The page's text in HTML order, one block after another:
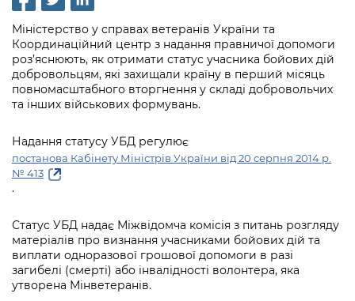
Рішення та розпорядження
Проєкти розпоряджень, що
перебувають на погодженні КМВА
Рішення Київради
Графік роботи та прийому громадян
Статистика
Звернення громадян
Регуляторна діяльність
Освіта та навчальні заклади
Дороги, транспорт та парковки
Навколишнє середовище міста
Містобудування та земельні ділянки
Культура, спорт, дозвілля
Бізнес та ліцензування
Безпека та правопорядок
Ритуальні послуги
Громадська експертиза
Громадський бюджет
Консультації з громадськістю
Петиції
Відкритий бюджет
Допомога учасникам АТО
Рада з питань внутрішньо переміщених
Інформація з обмеженим доступом
Подати запит онлайн
Проекти нормативно-правових та
Нормативна база
Питання і відповіді про публічну
Порядок оскарження рішень, дій чи
бездіяльності розпорядників інформації
Звіти про опрацювання запитів на
Підписатися на новини та анонси від
КМДА / Subscribe to announcements
from the KCSA
Accreditation process
Подати журналістський запит /
Зйомки в лікарнях в умовах воєнного
стану / Rules for media coverage of
hospitals at work under martial law
Контакти для медіа / Contacts for mass
Портал Послуг
Міністерство у справах ветеранів України та
Координаційний центр з надання правничої допомоги
роз’яснюють, як отримати статус учасника бойових дій
добровольцям, які захищали країну в перший місяць
повномасштабного вторгнення у складі добровольчих
та інших військових формувань.
Надання статусу УБД регулює
постанова Кабінету Міністрів України від 20 серпня 2014 р.
№ 413
.
Статус УБД надає Міжвідомча комісія з питань розгляду
матеріалів про визнання учасниками бойових дій та
виплати одноразової грошової допомоги в разі
загибелі (смерті) або інвалідності волонтера, яка
утворена Мінветеранів.